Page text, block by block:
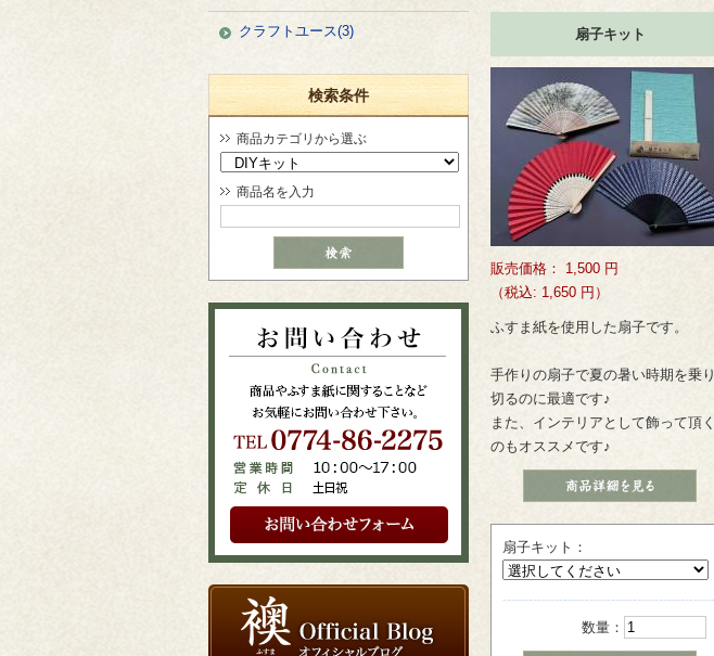
クラフトユース(3)
検索条件
商品カテゴリから選ぶ
商品名を入力
扇子キット
販売価格： 1,500 円
（税込: 1,650 円）
ふすま紙を使用した扇子です。
手作りの扇子で夏の暑い時期を乗り
切るのに最適です♪
また、インテリアとして飾って頂く
のもオススメです♪
扇子キット：
数量：